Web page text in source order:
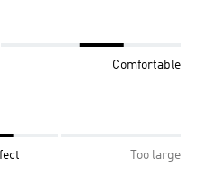
Comfortable
Too large